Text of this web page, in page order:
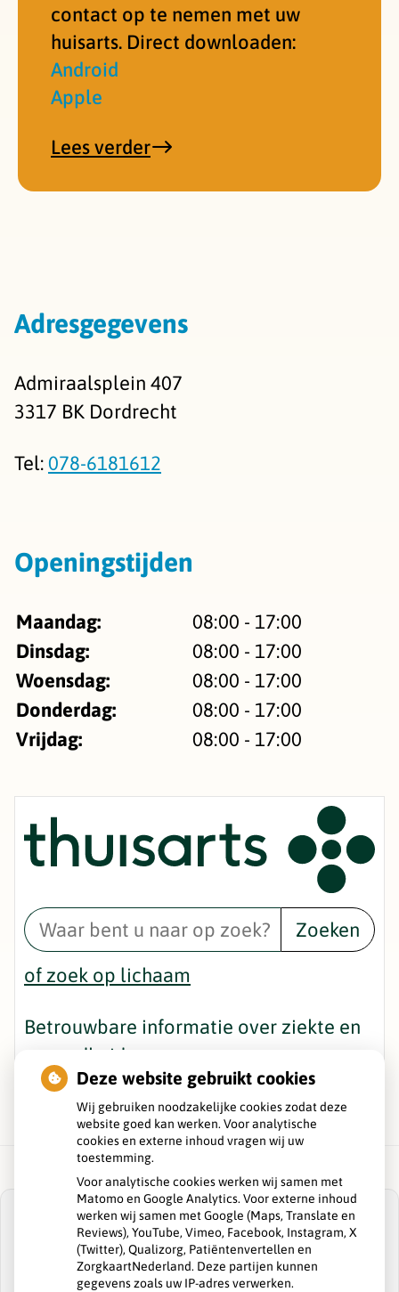
contact op te nemen met uw
huisarts. Direct downloaden:
Android
Apple
Lees verderover
Thuisarts
Adresgegevens
Admiraalsplein 407
3317 BK Dordrecht
Tel:078-6181612
Openingstijden
Maandag:
08:00 - 17:00
Dinsdag:
08:00 - 17:00
Woensdag:
08:00 - 17:00
Donderdag:
08:00 - 17:00
Vrijdag:
08:00 - 17:00
Zoeken
of zoek op lichaam
Betrouwbare informatie over ziekte en
gezondheid
U heeft geen toestemming gegeven voor
externe inhoud die nodig is om dit te
Deze website gebruikt cookies
Wij gebruiken noodzakelijke cookies zodat deze
website goed kan werken. Voor analytische
cookies en externe inhoud vragen wij uw
toestemming.
Voor analytische cookies werken wij samen met
Matomo en Google Analytics. Voor externe inhoud
werken wij samen met Google (Maps, Translate en
Reviews), YouTube, Vimeo, Facebook, Instagram, X
(Twitter), Qualizorg, Patiëntenvertellen en
ZorgkaartNederland. Deze partijen kunnen
gegevens zoals uw IP-adres verwerken.